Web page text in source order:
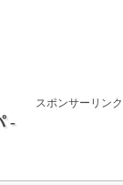
スポンサーリンク
-